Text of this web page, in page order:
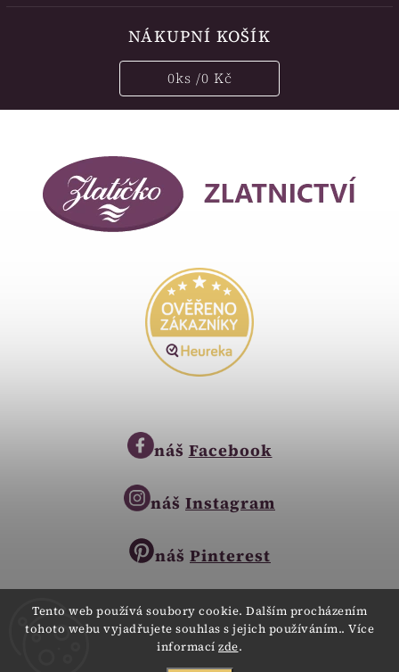
Tento web používá soubory cookie. Dalším procházením
tohoto webu vyjadřujete souhlas s jejich používáním.. Více
informací zde.
NÁKUPNÍ KOŠÍK
0ks /0 Kč
náš Facebook
náš Instagram
náš Pinterest
Copyright © 2023